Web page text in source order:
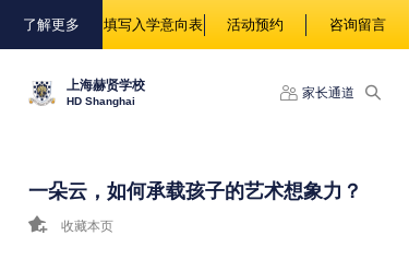
了解更多 填写入学意向表 活动预约 咨询留言
上海赫贤学校
HD Shanghai
家长通道
一朵云，如何承载孩子的艺术想象力？
收藏本页